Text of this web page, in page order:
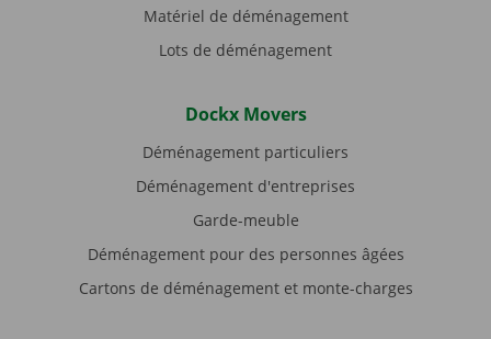
Matériel de déménagement
Lots de déménagement
Dockx Movers
Déménagement particuliers
Déménagement d'entreprises
Garde-meuble
Déménagement pour des personnes âgées
Cartons de déménagement et monte-charges